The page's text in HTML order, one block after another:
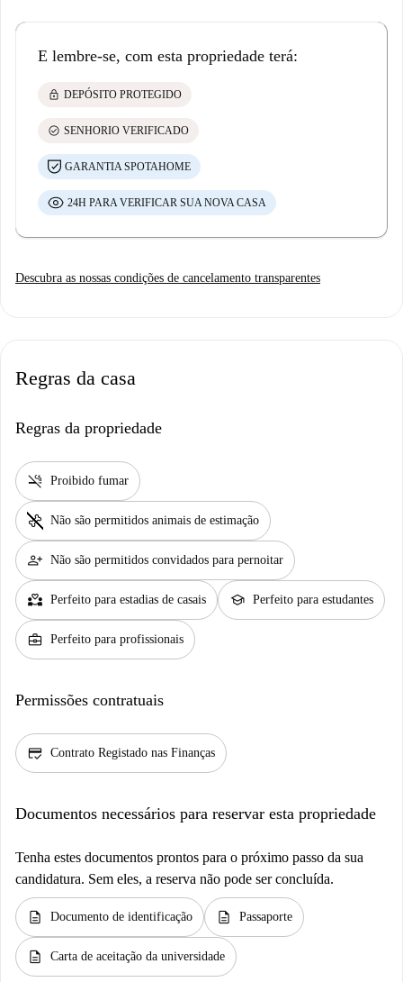
E lembre-se, com esta propriedade terá:
lock DEPÓSITO PROTEGIDO
check_circle SENHORIO VERIFICADO
GARANTIA SPOTAHOME
24H PARA VERIFICAR SUA NOVA CASA
Descubra as nossas condições de cancelamento transparentes
Regras da casa
Regras da propriedade
smoke_free Proibido fumar
pet_supplies Não são permitidos animais de estimação
person_add Não são permitidos convidados para pernoitar
partner_heart Perfeito para estadias de casais school Perfeito para estudantes
business_center Perfeito para profissionais
Permissões contratuais
credit_score Contrato Registado nas Finanças
Documentos necessários para reservar esta propriedade
Tenha estes documentos prontos para o próximo passo da sua
candidatura. Sem eles, a reserva não pode ser concluída.
description Documento de identificação description Passaporte
description Carta de aceitação da universidade